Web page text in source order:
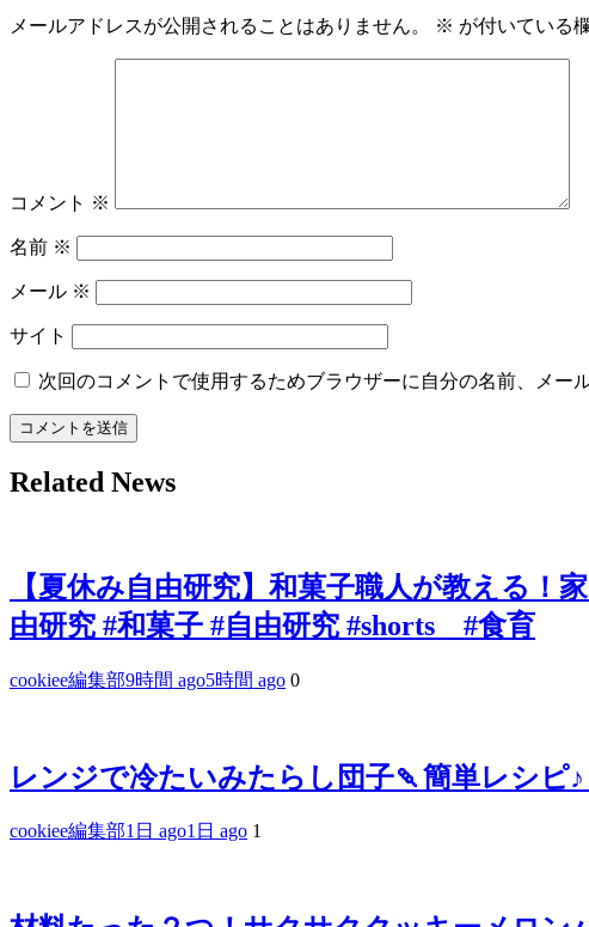
ビ
ン
メールアドレスが公開されることはありません。 ※ が付いている
コメント ※
名前 ※
メール ※
サイト
次回のコメントで使用するためブラウザーに自分の名前、メー
Related News
【夏休み自由研究】和菓子職人が教える
由研究 #和菓子 #自由研究 #shorts #食育
cookiee編集部9時間 ago5時間 ago 0
レンジで冷たいみたらし団子🍡簡単レシピ
cookiee編集部1日 ago1日 ago 1